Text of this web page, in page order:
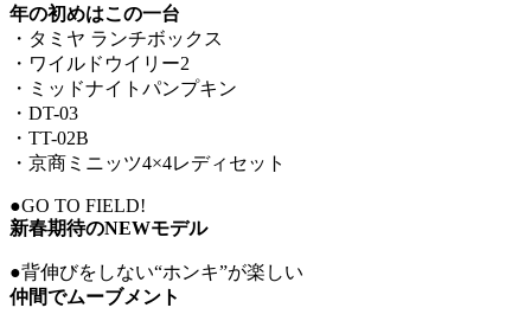
年の初めはこの一台
・タミヤ ランチボックス
・ワイルドウイリー2
・ミッドナイトパンプキン
・DT-03
・TT-02B
・京商ミニッツ4×4レディセット
●GO TO FIELD!
新春期待のNEWモデル
●背伸びをしない“ホンキ”が楽しい
仲間でムーブメント